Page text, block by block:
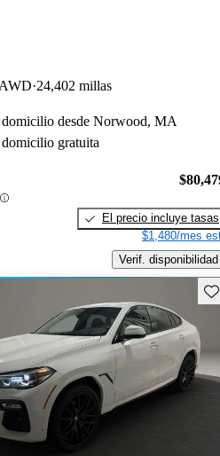
24,402 millas
domicilio desde Norwood, MA
domicilio gratuita
El precio incluye tasas
$1,480/mes
Verif. disponibilidad